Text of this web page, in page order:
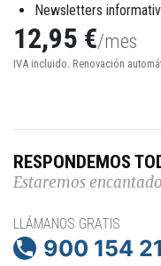
Newsletters
12,95 €/mes
IVA incluido. Renovación
RESPONDEMOS
Estaremos
LLÁMANOS GRATIS
 900 154